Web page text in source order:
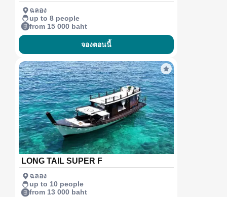
ฉลอง
up to 8 people
from 15 000 baht
จองตอนนี้
LONG TAIL SUPER F
ฉลอง
up to 10 people
from 13 000 baht